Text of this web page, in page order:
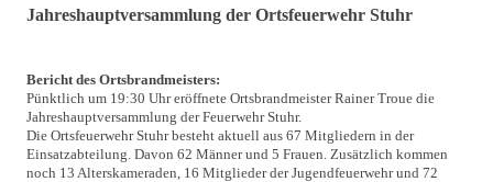
Jahreshauptversammlung der Ortsfeuerwehr Stuhr
Bericht des Ortsbrandmeisters:
Pünktlich um 19:30 Uhr eröffnete Ortsbrandmeister Rainer Troue die
Jahreshauptversammlung der Feuerwehr Stuhr.
Die Ortsfeuerwehr Stuhr besteht aktuell aus 67 Mitgliedern in der
Einsatzabteilung. Davon 62 Männer und 5 Frauen. Zusätzlich kommen
noch 13 Alterskameraden, 16 Mitglieder der Jugendfeuerwehr und 72